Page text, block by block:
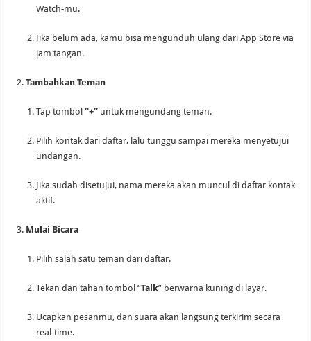
Watch-mu.
Jika belum ada, kamu bisa mengunduh ulang dari App Store via
jam tangan.
Tambahkan Teman
Tap tombol“+” untuk mengundang teman.
Pilih kontak dari daftar, lalu tunggu sampai mereka menyetujui
undangan.
Jika sudah disetujui, nama mereka akan muncul di daftar kontak
aktif.
Mulai Bicara
Pilih salah satu teman dari daftar.
Tekan dan tahan tombol “Talk” berwarna kuning di layar.
Ucapkan pesanmu, dan suara akan langsung terkirim secara
real-time.